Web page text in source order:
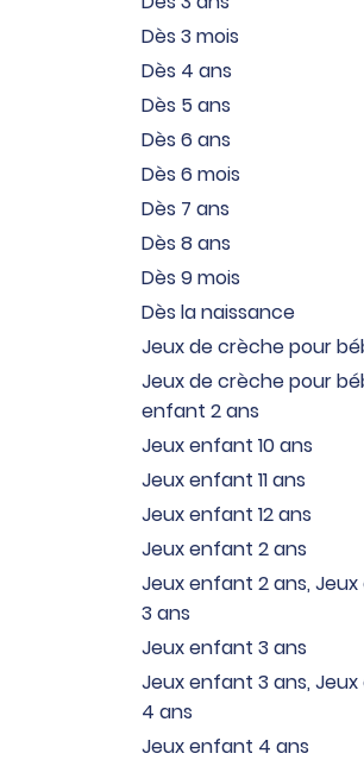
Dès 3 mois
Dès 4 ans
Dès 5 ans
Dès 6 ans
Dès 6 mois
Dès 7 ans
Dès 8 ans
Dès 9 mois
Dès la naissance
Jeux de crèche pour
Jeux de crèche pour
enfant 2 ans
Jeux enfant 10 ans
Jeux enfant 11 ans
Jeux enfant 12 ans
Jeux enfant 2 ans
Jeux enfant 2 ans,
3 ans
Jeux enfant 3 ans
Jeux enfant 3 ans,
4 ans
Jeux enfant 4 ans